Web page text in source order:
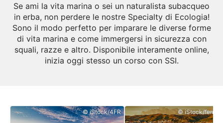
Se ami la vita marina o sei un naturalista subacqueo
in erba, non perdere le nostre Specialty di Ecologia!
Sono il modo perfetto per imparare le diverse forme
di vita marina e come immergersi in sicurezza con
squali, razze e altro. Disponibile interamente online,
inizia oggi stesso un corso con SSI.
© iStock/4FR © iStock/